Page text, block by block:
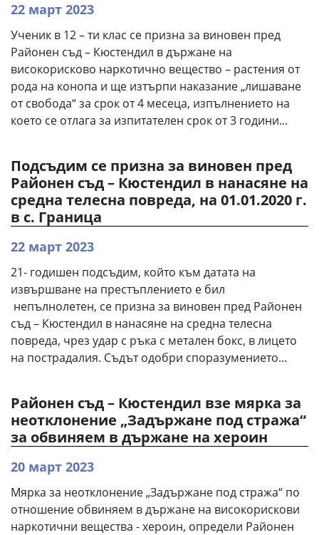
22 март 2023
Ученик в 12 – ти клас се призна за виновен пред
Районен съд – Кюстендил в държане на
високорисково наркотично вещество – растения от
рода на конопа и ще изтърпи наказание „лишаване
от свобода“ за срок от 4 месеца, изпълнението на
което се отлага за изпитателен срок от 3 години...
Подсъдим се призна за виновен пред
Районен съд – Кюстендил в нанасяне на
средна телесна повреда, на 01.01.2020 г.
в с. Граница
22 март 2023
21- годишен подсъдим, който към датата на
извършване на престъплението е бил
непълнолетен, се призна за виновен пред Районен
съд – Кюстендил в нанасяне на средна телесна
повреда, чрез удар с ръка с метален бокс, в лицето
на пострадалия. Съдът одобри споразумението...
Районен съд – Кюстендил взе мярка за
неотклонение „Задържане под стража“
за обвиняем в държане на хероин
20 март 2023
Мярка за неотклонение „Задържане под стража“ по
отношение обвиняем в държане на високорискови
наркотични вещества - хероин, определи Районен